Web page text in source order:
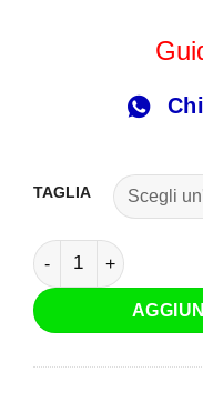
TAGLIA
Casco Cross Enduro